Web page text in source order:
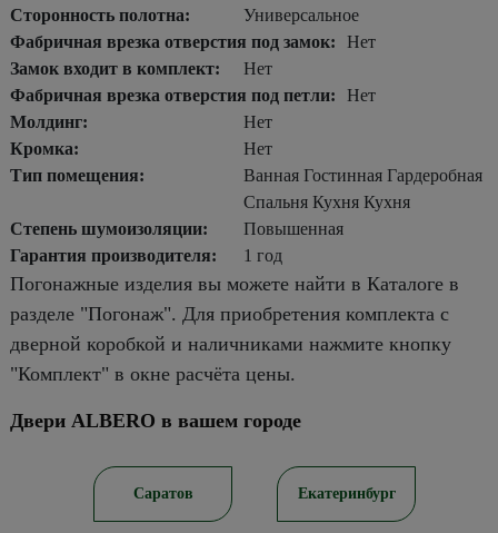
Сторонность полотна:
Универсальное
Фабричная врезка отверстия под замок:
Нет
Замок входит в комплект:
Нет
Фабричная врезка отверстия под петли:
Нет
Молдинг:
Нет
Кромка:
Нет
Тип помещения:
Ванная Гостинная Гардеробная
Спальня Кухня Кухня
Степень шумоизоляции:
Повышенная
Гарантия производителя:
1 год
Погонажные изделия вы можете найти в Каталоге в
разделе "Погонаж". Для приобретения комплекта с
дверной коробкой и наличниками нажмите кнопку
"Комплект" в окне расчёта цены.
Двери ALBERO в вашем городе
Саратов Екатеринбург